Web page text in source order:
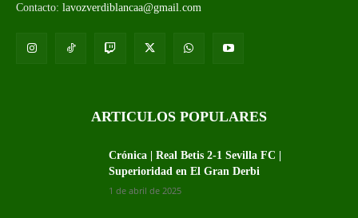
Contacto: lavozverdiblancaa@gmail.com
ARTICULOS POPULARES
Crónica | Real Betis 2-1 Sevilla FC |
Superioridad en El Gran Derbi
1 de abril de 2025